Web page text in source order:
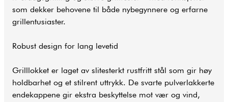
som dekker behovene til både nybegynnere og erfarne
grillentusiaster.
Robust design for lang levetid
Grilllokket er laget av slitesterkt rustfritt stål som gir høy
holdbarhet og et stilrent uttrykk. De svarte pulverlakkerte
endekappene gir ekstra beskyttelse mot vær og vind,